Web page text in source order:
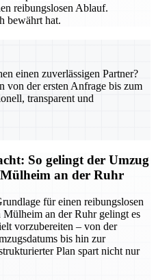
reibungslosen Ablauf.
bewährt hat.
einen zuverlässigen Partner?
von der ersten Anfrage bis zum
transparent und
So gelingt der Umzug
an der Ruhr
für einen reibungslosen
an der Ruhr gelingt es
vorzubereiten – von der
bis hin zur
Plan spart nicht nur